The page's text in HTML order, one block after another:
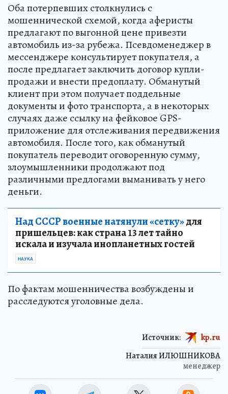
Оба потерпевших столкнулись с
мошеннической схемой, когда аферисты
предлагают по выгонной цене привезти
автомобиль из-за рубежа. Псевдоменеджер в
мессенджере консультирует покупателя, а
после предлагает заключить договор купли-
продажи и внести предоплату. Обманутый
клиент при этом получает поддельные
документы и фото транспорта, а в некоторых
случаях даже ссылку на фейковое GPS-
приложение для отслеживания передвижения
автомобиля. После того, как обманутый
покупатель переводит оговоренную сумму,
злоумышленники продолжают под
различными предлогами выманивать у него
деньги.
Над СССР военные натянули «сетку»для
пришельцев: как страна 13 лет тайно
искала и изучала инопланетных гостей
НАУКА
По фактам мошенничества возбуждены и
расследуются уголовные дела.
Наталия ИЛЮШНИКОВА
менеджер
Источник: kp.ru